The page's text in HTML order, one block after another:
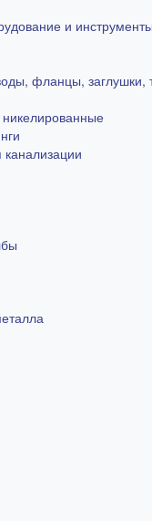
и инструменты
фланцы, заглушки,